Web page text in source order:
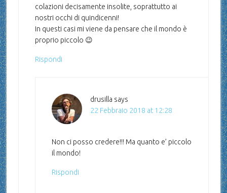
colazioni decisamente insolite, soprattutto ai
nostri occhi di quindicenni!
In questi casi mi viene da pensare che il mondo è
proprio piccolo 😉
Rispondi
drusilla says
22 Febbraio 2018 at 12:28
Non ci posso credere!!! Ma quanto e’ piccolo
il mondo!
Rispondi